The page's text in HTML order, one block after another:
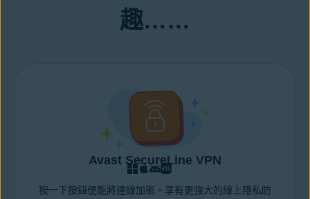
趣……
Avast SecureLine VPN
按一下按鈕便能將連線加密，享有更強大的線上隱私防